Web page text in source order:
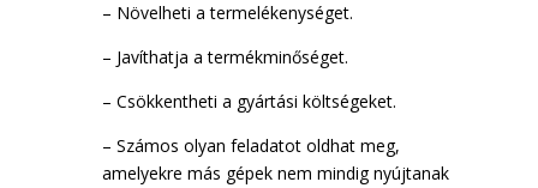
– Növelheti a termelékenységet.
– Javíthatja a termékminőséget.
– Csökkentheti a gyártási költségeket.
– Számos olyan feladatot oldhat meg,
amelyekre más gépek nem mindig nyújtanak